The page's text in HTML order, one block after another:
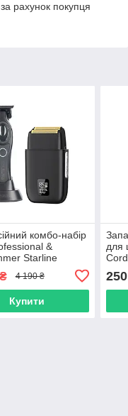
рахунок покупця
комбо-набір
&
Starline
BK)
4 190 ₴
Купити
для
2)
250